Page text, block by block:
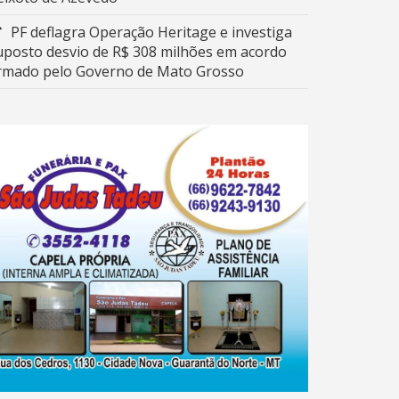
PF deflagra Operação Heritage e investiga
desvio de R$ 308 milhões em acordo
pelo Governo de Mato Grosso